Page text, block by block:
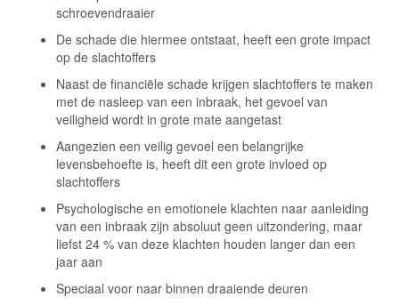
schroevendraaier
De schade die hiermee ontstaat, heeft een grote impact
op de slachtoffers
Naast de financiële schade krijgen slachtoffers te maken
met de nasleep van een inbraak, het gevoel van
veiligheid wordt in grote mate aangetast
Aangezien een veilig gevoel een belangrijke
levensbehoefte is, heeft dit een grote invloed op
slachtoffers
Psychologische en emotionele klachten naar aanleiding
van een inbraak zijn absoluut geen uitzondering, maar
liefst 24 % van deze klachten houden langer dan een
jaar aan
Speciaal voor naar binnen draaiende deuren